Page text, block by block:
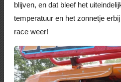
blijven, en dat bleef het
temperatuur en het zonnetje
race weer!